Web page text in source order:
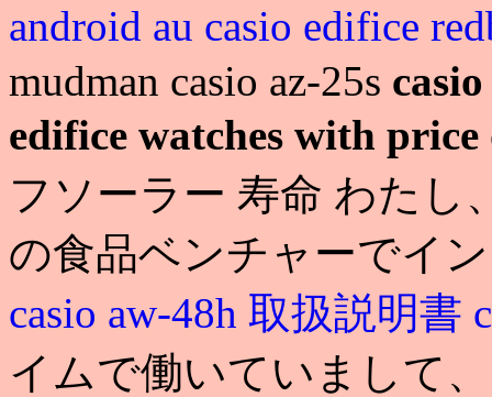
android au casio edifice
mudman casio az-25s
edifice watches with price
フソーラー 寿命 わたし
の食品ベンチャーでイ
casio aw-48h 取扱説明書
イムで働いていまして